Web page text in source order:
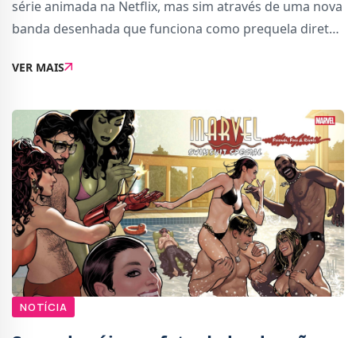
série animada na Netflix, mas sim através de uma nova
banda desenhada que funciona como prequela direta
por parte da CD Projekt Red e da Dark Ho
VER MAIS
NOTÍCIA